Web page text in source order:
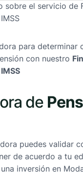
sobre el servicio de
para determinar
con nuestro
de
puedes validar
de acuerdo a tu
inversión en